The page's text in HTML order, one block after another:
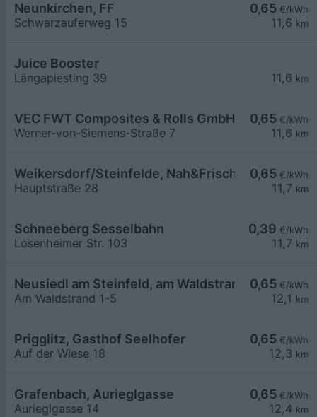
0,65 €/kWh
11,6 km
Neunkirchen, FF
Schwarzauferweg 15
11,6 km
Juice Booster
Längapiesting 39
0,65 €/kWh
11,6 km
VEC FWT Composites & Rolls GmbH
Werner-von-Siemens-Straße 7
0,65 €/kWh
11,7 km
Weikersdorf/Steinfelde, Nah&Frisch
Hauptstraße 28
0,39 €/kWh
11,7 km
Schneeberg Sesselbahn
Losenheimer Str. 103
0,65 €/kWh
12,1 km
Neusiedl am Steinfeld, am Waldstrand
Am Waldstrand 1-5
0,65 €/kWh
12,3 km
Prigglitz, Gasthof Seelhofer
Auf der Wiese 18
0,65 €/kWh
12,4 km
Grafenbach, Aurieglgasse
Aurieglgasse 14